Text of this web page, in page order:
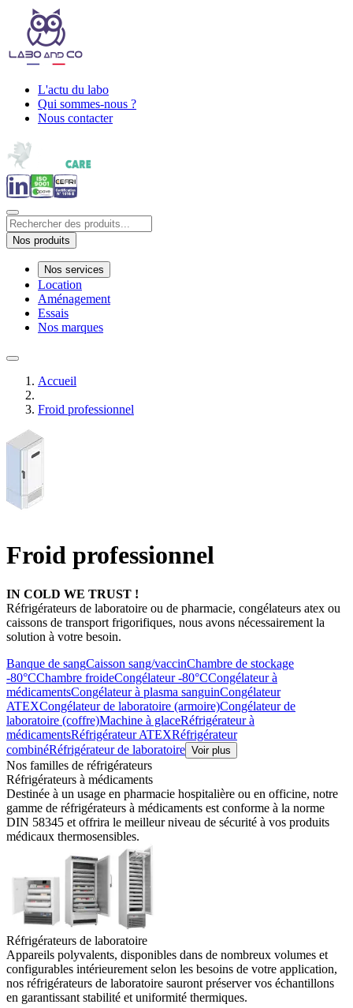
L'actu du labo
Qui sommes-nous ?
Nous contacter
Nos produits
Nos services
Location
Aménagement
Essais
Nos marques
Accueil
Froid professionnel
Froid professionnel
IN COLD WE TRUST !
Réfrigérateurs de laboratoire ou de pharmacie, congélateurs atex ou
caissons de transport frigorifiques, nous avons nécessairement la
solution à votre besoin.
Banque de sangCaisson sang/vaccinChambre de stockage
-80°CChambre froideCongélateur -80°CCongélateur à
médicamentsCongélateur à plasma sanguinCongélateur
ATEXCongélateur de laboratoire (armoire)Congélateur de
laboratoire (coffre)Machine à glaceRéfrigérateur à
médicamentsRéfrigérateur ATEXRéfrigérateur
combinéRéfrigérateur de laboratoire Voir plus
Nos familles de réfrigérateurs
Réfrigérateurs à médicaments
Destinée à un usage en pharmacie hospitalière ou en officine, notre
gamme de réfrigérateurs à médicaments est conforme à la norme
DIN 58345 et offrira le meilleur niveau de sécurité à vos produits
médicaux thermosensibles.
Réfrigérateurs de laboratoire
Appareils polyvalents, disponibles dans de nombreux volumes et
configurables intérieurement selon les besoins de votre application,
nos réfrigérateurs de laboratoire sauront préserver vos échantillons
en garantissant stabilité et uniformité thermiques.